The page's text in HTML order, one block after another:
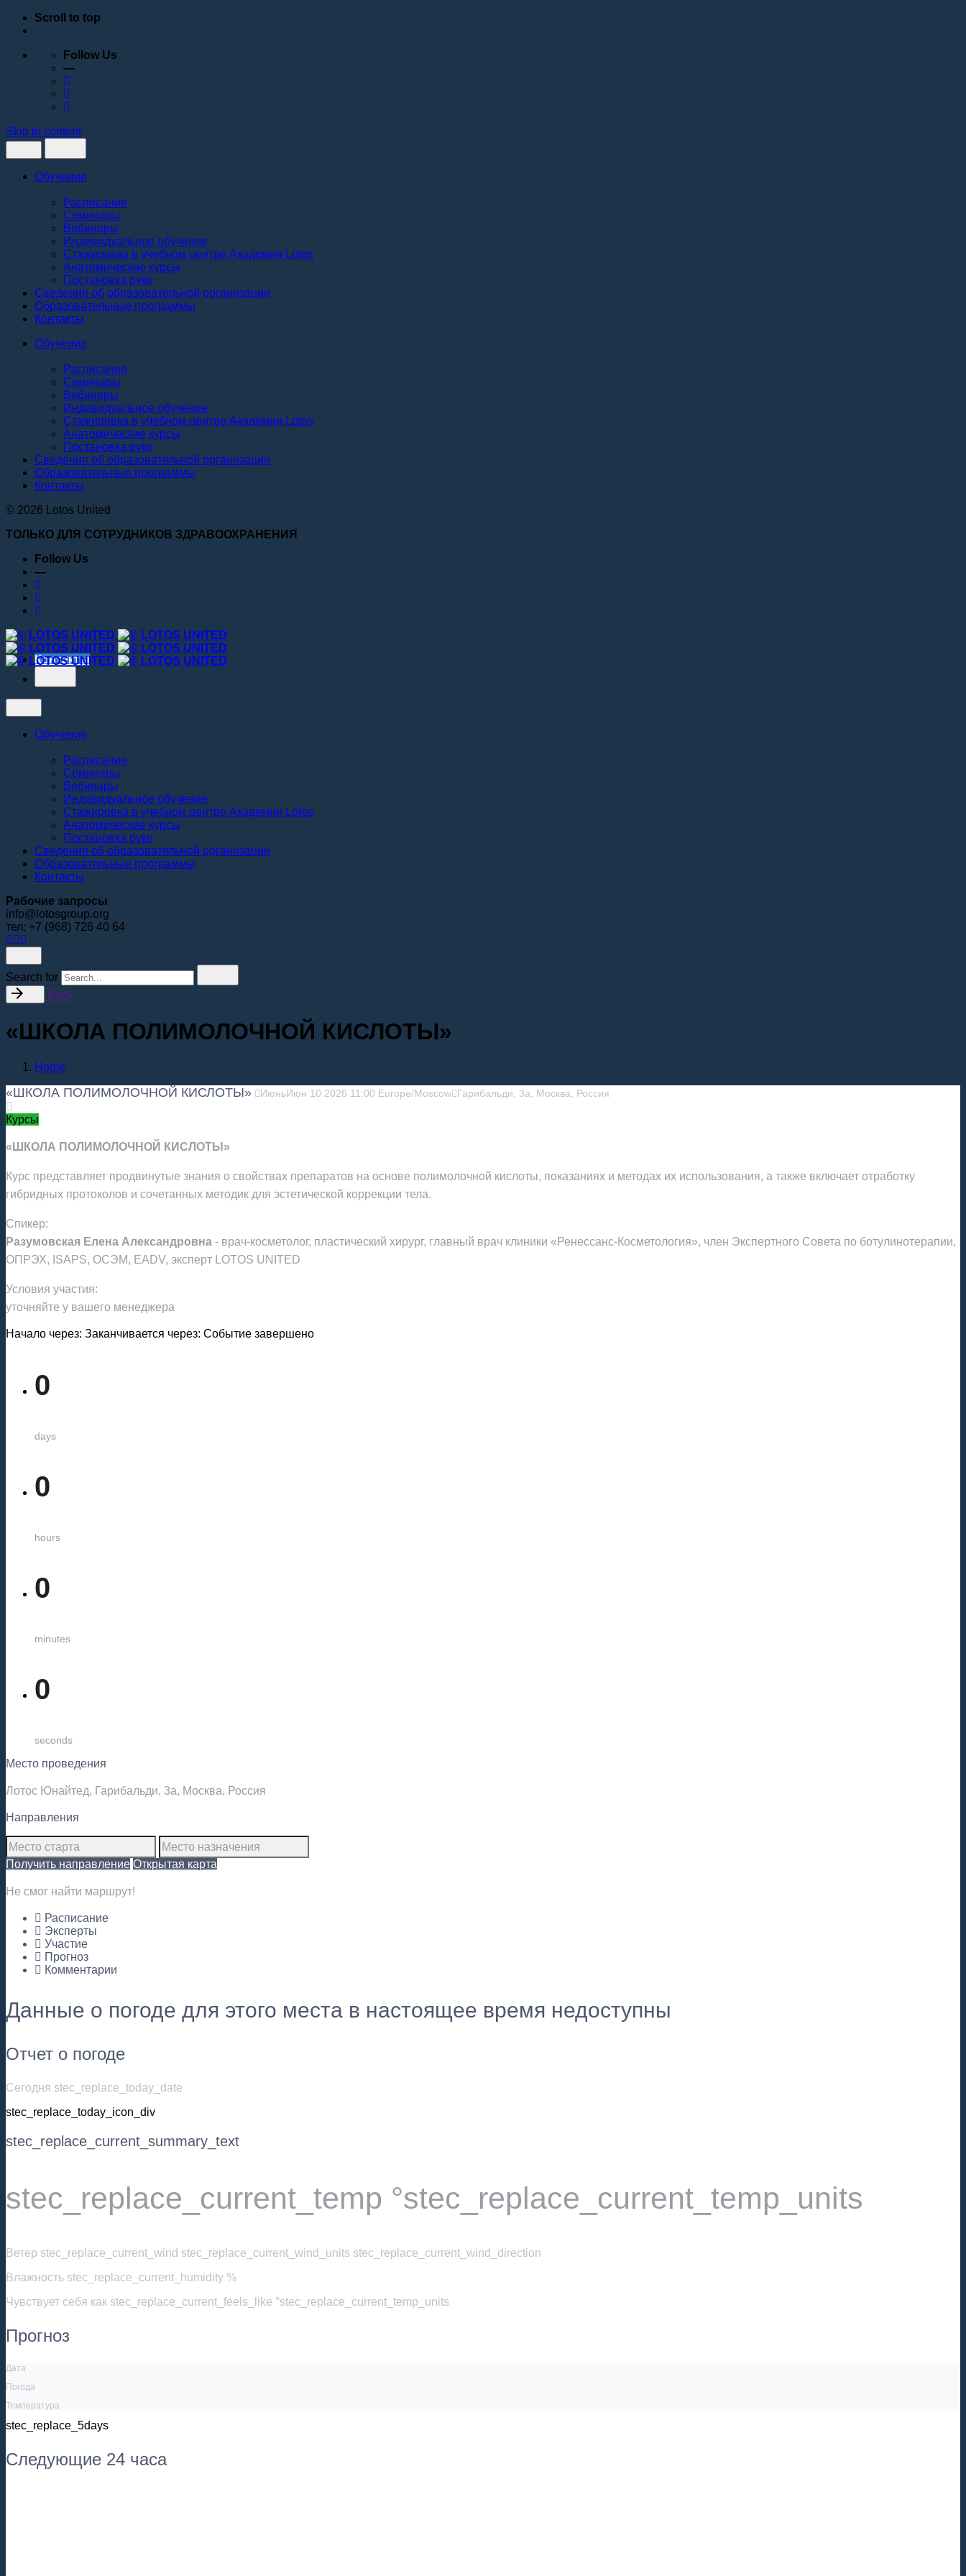
Scroll to top
Follow Us
—
Skip to content
Обучение
Расписание
Семинары
Вебинары
Индивидуальное обучение
Стажировка в учебном центре Академии Lotos
Анатомические курсы
Постановка руки
Сведения об образовательной организации
Образовательные программы
Контакты
Обучение
Расписание
Семинары
Вебинары
Индивидуальное обучение
Стажировка в учебном центре Академии Lotos
Анатомические курсы
Постановка руки
Сведения об образовательной организации
Образовательные программы
Контакты
© 2026 Lotos United
ТОЛЬКО ДЛЯ СОТРУДНИКОВ ЗДРАВООХРАНЕНИЯ
Follow Us
—
Контакты
Обучение
Расписание
Семинары
Вебинары
Индивидуальное обучение
Стажировка в учебном центре Академии Lotos
Анатомические курсы
Постановка руки
Сведения об образовательной организации
Образовательные программы
Контакты
Рабочие запросы
info@lotosgroup.org
тел: +7 (968) 726 40 64
Search for
Back
«ШКОЛА ПОЛИМОЛОЧНОЙ КИСЛОТЫ»
Home
«ШКОЛА ПОЛИМОЛОЧНОЙ КИСЛОТЫ» ИюньИюн 10 2026 11:00 Europe/Moscow Гарибальди, 3а, Москва, Россия
Курсы
«ШКОЛА ПОЛИМОЛОЧНОЙ КИСЛОТЫ»
Курс представляет продвинутые знания о свойствах препаратов на основе полимолочной кислоты, показаниях и методах их использования, а также включает отработку
гибридных протоколов и сочетанных методик для эстетической коррекции тела.
Спикер:
Разумовская Елена Александровна - врач-косметолог, пластический хирург, главный врач клиники «Ренессанс-Косметология», член Экспертного Совета по ботулинотерапии,
ОПРЭХ, ISAPS, ОСЭМ, EADV, эксперт LOTOS UNITED
Условия участия:
уточняйте у вашего менеджера
Начало через: Заканчивается через: Событие завершено
0
days
0
hours
0
minutes
0
seconds
Место проведения
Лотос Юнайтед, Гарибальди, 3а, Москва, Россия
Направления
Получить направление Открытая карта
Не смог найти маршрут!
Расписание
Эксперты
Участие
Прогноз
Комментарии
Данные о погоде для этого места в настоящее время недоступны
Отчет о погоде
Сегодня stec_replace_today_date
stec_replace_today_icon_div
stec_replace_current_summary_text
stec_replace_current_temp °stec_replace_current_temp_units
Ветер stec_replace_current_wind stec_replace_current_wind_units stec_replace_current_wind_direction
Влажность stec_replace_current_humidity %
Чувствует себя как stec_replace_current_feels_like °stec_replace_current_temp_units
Прогноз
Дата
Погода
Температура
stec_replace_5days
Следующие 24 часа